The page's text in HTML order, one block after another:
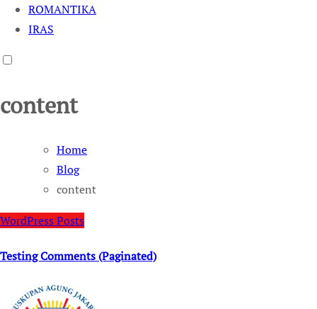
ROMANTIKA
IRAS
content
Home
Blog
content
WordPress Posts
Testing Comments (Paginated)